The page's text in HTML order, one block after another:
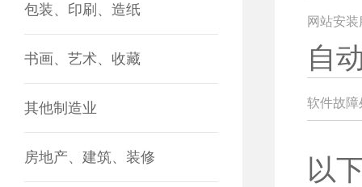
包装、印刷、造纸
书画、艺术、收藏
其他制造业
房地产、建筑、装修
网站安装
自
软件故障
以